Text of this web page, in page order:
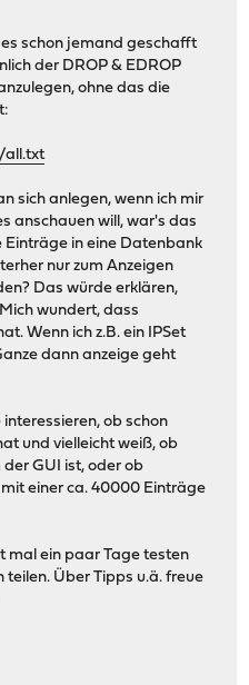
schon jemand geschafft
der DROP & EDROP
ohne das die
all.txt
sich anlegen, wenn ich mir
anschauen will, war's das
Einträge in eine Datenbank
nur zum Anzeigen
Das würde erklären,
wundert, dass
Wenn ich z.B. ein IPSet
dann anzeige geht
ob schon
und vielleicht weiß, ob
GUI ist, oder ob
einer ca. 40000 Einträge
mal ein paar Tage testen
Über Tipps u.ä. freue